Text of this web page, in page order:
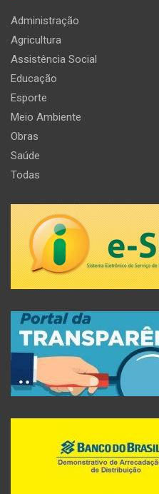
Administração
Agricultura
Assistência Social
Educação
Esporte
Meio Ambiente
Obras
Saúde
Todas